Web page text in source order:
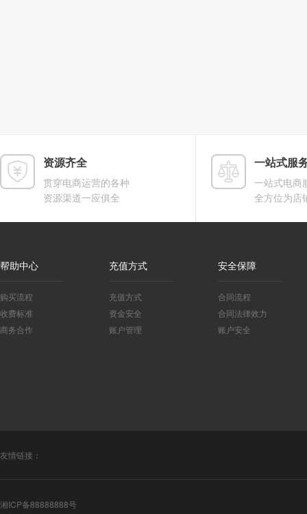
资源齐全
贯穿电商运营的各种
资源渠道一应俱全
一站式服
一站式电商
全方位为店
帮助中心
购买流程
收费标准
商务合作
充值方式
充值方式
资金安全
账户管理
安全保障
合同流程
合同法律效力
账户安全
友情链接：
湘ICP备88888888号